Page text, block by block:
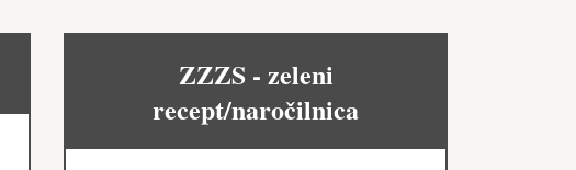
ZZZS - zeleni
recept/naročilnica